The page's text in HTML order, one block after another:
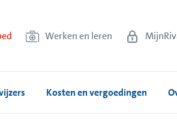
Werken en leren
Kosten en vergoedingen